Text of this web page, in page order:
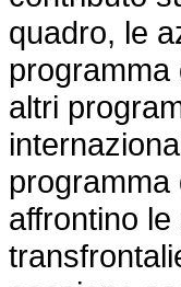
quadro, le
programma
altri
affrontino